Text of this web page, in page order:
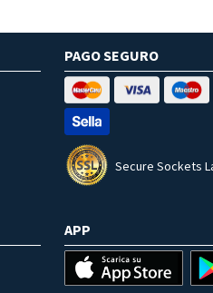
PAGO SEGURO
Secure Sockets
APP